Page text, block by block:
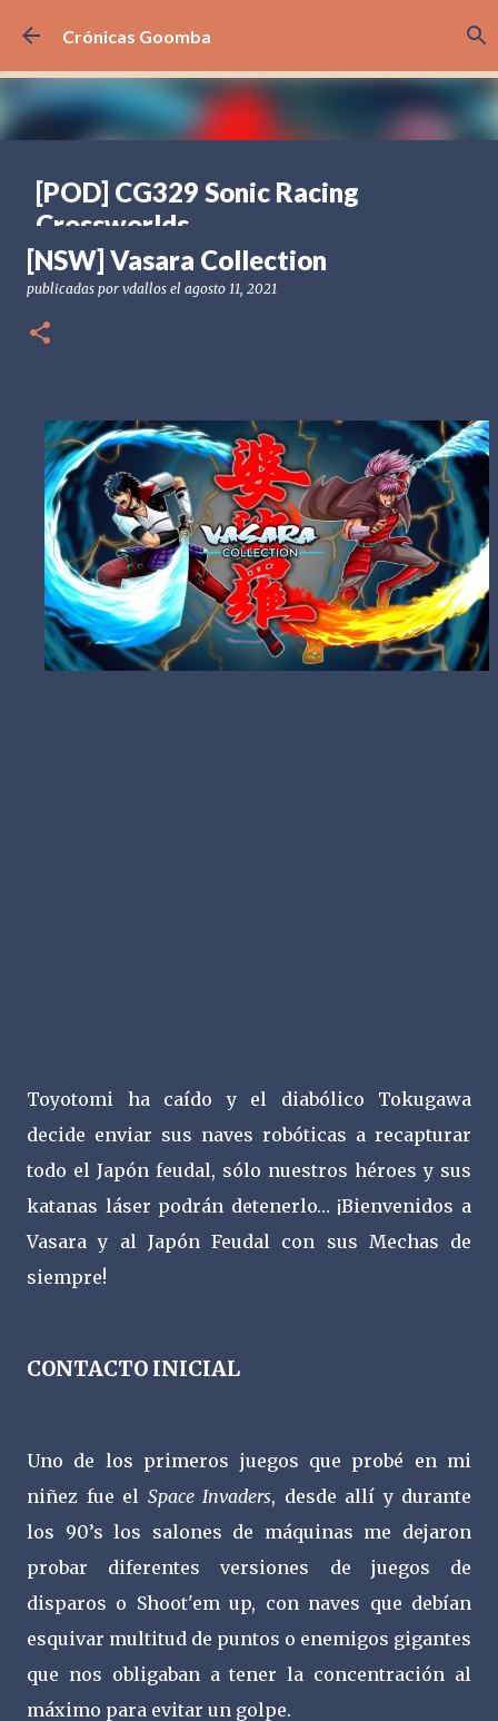
Ir al contenido principal
Crónicas Goomba
[POD] CG329 Sonic Racing
Crossworlds
publicadas porCrónicas Goomba eljulio 31, 2026
[NS2] NINTENDO SWITCH 2
[NSW] Vasara Collection
publicadas por vdallos el agosto 11, 2021
Toyotomi ha caído y el diabólico Tokugawa
decide enviar sus naves robóticas a recapturar
todo el Japón feudal, sólo nuestros héroes y sus
katanas láser podrán detenerlo… ¡Bienvenidos a
Vasara y al Japón Feudal con sus Mechas de
siempre!
CONTACTO INICIAL
Uno de los primeros juegos que probé en mi
niñez fue el Space Invaders, desde allí y durante
los 90’s los salones de máquinas me dejaron
probar diferentes versiones de juegos de
disparos o Shoot'em up, con naves que debían
esquivar multitud de puntos o enemigos gigantes
que nos obligaban a tener la concentración al
máximo para evitar un golpe.